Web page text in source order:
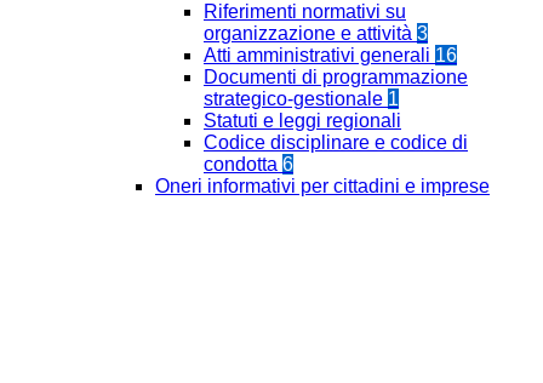
Riferimenti normativi su
organizzazione e attività 3
Atti amministrativi generali 16
Documenti di programmazione
strategico-gestionale 1
Statuti e leggi regionali
Codice disciplinare e codice di
condotta 6
Oneri informativi per cittadini e imprese